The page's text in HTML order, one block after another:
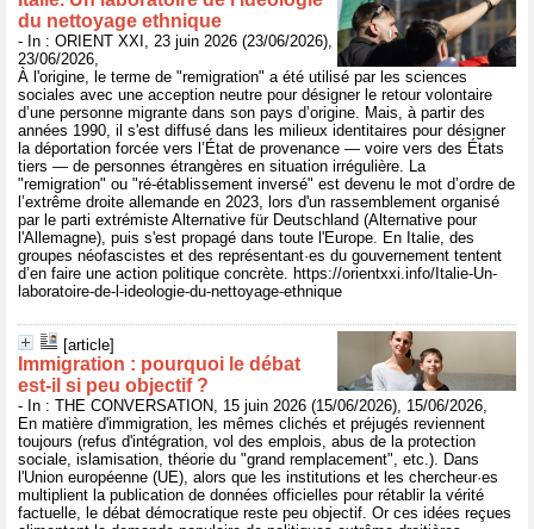
du nettoyage ethnique
- In : ORIENT XXI, 23 juin 2026 (23/06/2026),
23/06/2026,
À l'origine, le terme de "remigration" a été utilisé par les sciences
sociales avec une acception neutre pour désigner le retour volontaire
d’une personne migrante dans son pays d’origine. Mais, à partir des
années 1990, il s'est diffusé dans les milieux identitaires pour désigner
la déportation forcée vers l’État de provenance — voire vers des États
tiers — de personnes étrangères en situation irrégulière. La
"remigration" ou "ré-établissement inversé" est devenu le mot d’ordre de
l’extrême droite allemande en 2023, lors d'un rassemblement organisé
par le parti extrémiste Alternative für Deutschland (Alternative pour
l'Allemagne), puis s'est propagé dans toute l'Europe. En Italie, des
groupes néofascistes et des représentant·es du gouvernement tentent
d’en faire une action politique concrète. https://orientxxi.info/Italie-Un-
laboratoire-de-l-ideologie-du-nettoyage-ethnique
[article]
Immigration : pourquoi le débat
est‑il si peu objectif ?
- In : THE CONVERSATION, 15 juin 2026 (15/06/2026), 15/06/2026,
En matière d'immigration, les mêmes clichés et préjugés reviennent
toujours (refus d'intégration, vol des emplois, abus de la protection
sociale, islamisation, théorie du "grand remplacement", etc.). Dans
l'Union européenne (UE), alors que les institutions et les chercheur·es
multiplient la publication de données officielles pour rétablir la vérité
factuelle, le débat démocratique reste peu objectif. Or ces idées reçues